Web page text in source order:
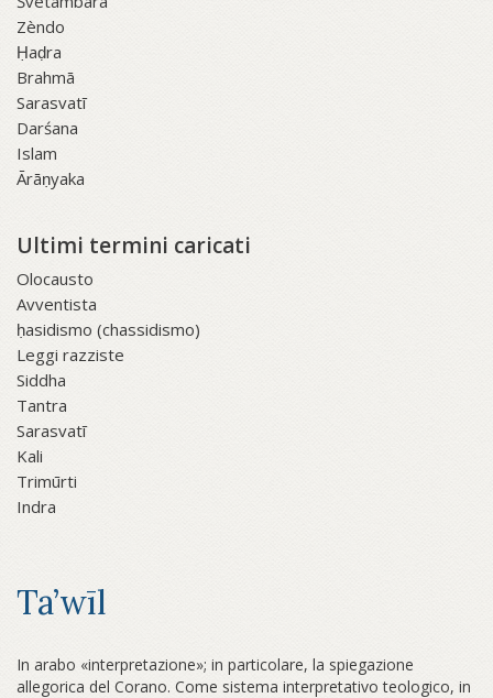
Zèndo
Ḥaḍra
Brahmā
Sarasvatī
Darśana
Islam
Ārāṇyaka
Ultimi termini caricati
Olocausto
Avventista
ḥasidismo (chassidismo)
Leggi razziste
Siddha
Tantra
Sarasvatī
Kali
Trimūrti
Indra
Ta’wīl
In arabo «interpretazione»; in particolare, la spiegazione
allegorica del Corano. Come sistema interpretativo teologico, in